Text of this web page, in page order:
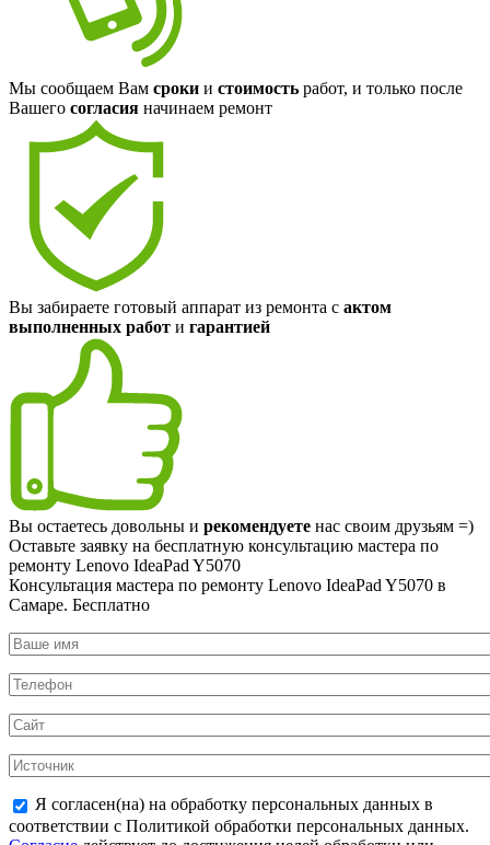
Мы сообщаем Вам сроки и стоимость работ, и только после
Вашего согласия начинаем ремонт
Вы забираете готовый аппарат из ремонта с актом
выполненных работ и гарантией
Вы остаетесь довольны и рекомендуете нас своим друзьям =)
Оставьте заявку на бесплатную консультацию мастера по
ремонту Lenovo IdeaPad Y5070
Консультация мастера по ремонту Lenovo IdeaPad Y5070 в
Самаре. Бесплатно
Я согласен(на) на обработку персональных данных в
соответствии с Политикой обработки персональных данных.